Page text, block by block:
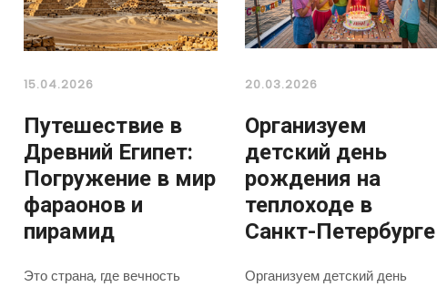
15.04.2026
Путешествие в
Древний Египет:
Погружение в мир
фараонов и
пирамид
Это страна, где вечность
20.03.2026
Организуем
детский день
рождения на
теплоходе в
Санкт-Петербурге
Организуем детский день